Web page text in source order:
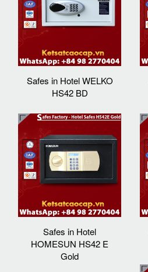
Safes in Hotel WELKO
HS42 BD
Safes in Hotel
HOMESUN HS42 E
Gold